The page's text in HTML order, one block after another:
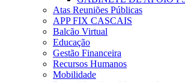
Atas Reuniões Públicas
APP FIX CASCAIS
Balcão Virtual
Educação
Gestão Financeira
Recursos Humanos
Mobilidade